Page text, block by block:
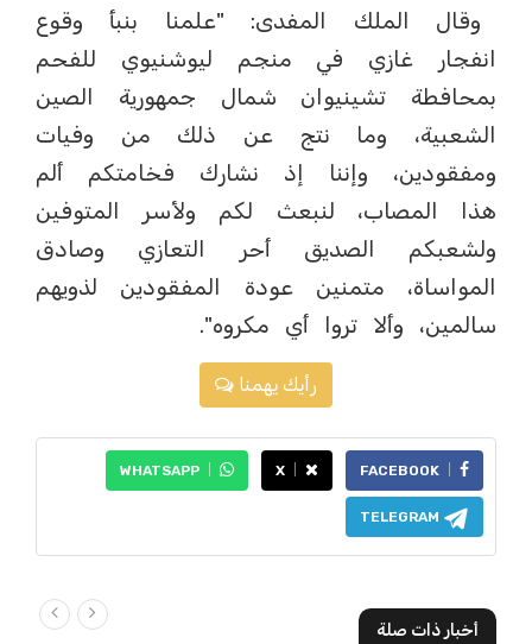
وقال الملك المفدى: "علمنا بنبأ وقوع
انفجار غازي في منجم ليوشنيوي للفحم
بمحافطة تشينيوان شمال جمهورية الصين
الشعبية، وما نتج عن ذلك من وفيات
ومفقودين، وإننا إذ نشارك فخامتكم ألم
هذا المصاب، لنبعث لكم ولأسر المتوفين
ولشعبكم الصديق أحر التعازي وصادق
المواساة، متمنين عودة المفقودين لذويهم
سالمين، وألا تروا أي مكروه".
رأيك يهمنا
FACEBOOK
X
WHATSAPP
TELEGRAM
أخبار ذات صلة